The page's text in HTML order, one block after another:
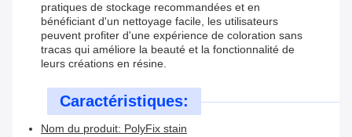
pratiques de stockage recommandées et en
bénéficiant d'un nettoyage facile, les utilisateurs
peuvent profiter d'une expérience de coloration sans
tracas qui améliore la beauté et la fonctionnalité de
leurs créations en résine.
Caractéristiques:
Nom du produit: PolyFix stain